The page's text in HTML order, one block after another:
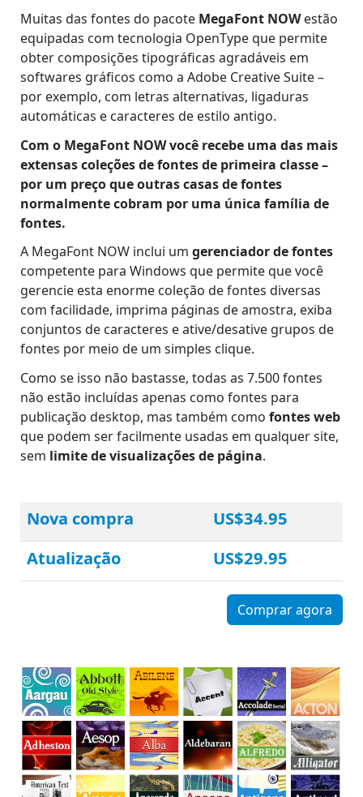
Muitas das fontes do pacote MegaFont NOWestão
equipadas com tecnologia OpenType que permite
obter composições tipográficas agradáveis em
softwares gráficos como a Adobe Creative Suite –
por exemplo, com letras alternativas, ligaduras
automáticas e caracteres de estilo antigo.
Com o MegaFont NOW você recebe uma das mais
extensas coleções de fontes de primeira classe –
por um preço que outras casas de fontes
normalmente cobram por uma única família de
fontes.
A MegaFont NOW inclui um gerenciador de fontes
competente para Windows que permite que você
gerencie esta enorme coleção de fontes diversas
com facilidade, imprima páginas de amostra, exiba
conjuntos de caracteres e ative/desative grupos de
fontes por meio de um simples clique.
Como se isso não bastasse, todas as 7.500 fontes
não estão incluídas apenas como fontes para
publicação desktop, mas também como fontes web
que podem ser facilmente usadas em qualquer site,
sem limite de visualizações de página.
Nova compra
US$34.95
Atualização
US$29.95
Comprar agora